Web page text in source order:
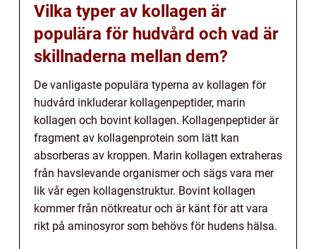
Vilka typer av kollagen är
populära för hudvård och vad är
skillnaderna mellan dem?
De vanligaste populära typerna av kollagen för
hudvård inkluderar kollagenpeptider, marin
kollagen och bovint kollagen. Kollagenpeptider är
fragment av kollagenprotein som lätt kan
absorberas av kroppen. Marin kollagen extraheras
från havslevande organismer och sägs vara mer
lik vår egen kollagenstruktur. Bovint kollagen
kommer från nötkreatur och är känt för att vara
rikt på aminosyror som behövs för hudens hälsa.